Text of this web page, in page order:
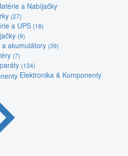
a Nabíjačky
(27)
a UPS (18)
(9)
akumulátory (39)
(7)
(134)
Elektronika & Komponenty